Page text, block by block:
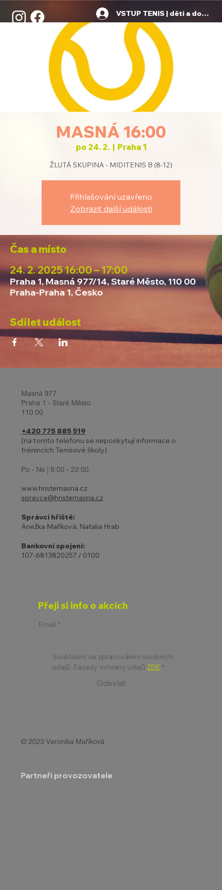
VSTUP TENIS | děti a dospělí
MASNÁ 16:00
po 24. 2.
  |
Praha 1
ŽLUTÁ SKUPINA - MIDITENIS B (8-12)
Přihlašování uzavřeno
Zobrazit další události
Čas a místo
24. 2. 2025 16:00 – 17:00
Praha 1, Masná 977/14, Staré Město, 110 00
Praha-Praha 1, Česko
Sdílet událost
Masná 977
Praha 1 - Staré Město
110 00
+420 775 885 519
(na tomto telefonu se neposkytují informace o
trénincích Tenisové školy)
Po - Ne | 8:00 - 22:00
www.hristemasna.cz
spravce@hristemasna.cz
Správci hřiště:
Anežka Maříková, Natalia Hrab
Bankovní spojení:
107-6813820257 / 0100
Přeji si info o akcích
Email *
Souhlasím se zpracováním osobních
údajů. Zásady ochrany údajů ZDE *
Odeslat
© 2023 Veronika Maříková
Partneři provozovatele